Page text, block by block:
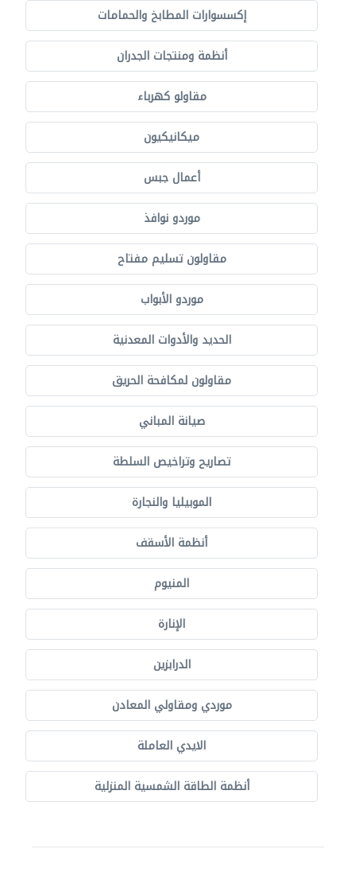
إكسسوارات المطابخ والحمامات
أنظمة ومنتجات الجدران
مقاولو كهرباء
ميكانيكيون
أعمال جبس
موردو نوافذ
مقاولون تسليم مفتاح
موردو الأبواب
الحديد والأدوات المعدنية
مقاولون لمكافحة الحريق
صيانة المباني
تصاريح وتراخيص السلطة
الموبيليا والنجارة
أنظمة الأسقف
المنيوم
الإنارة
الدرابزين
موردي ومقاولي المعادن
الايدي العاملة
أنظمة الطاقة الشمسية المنزلية